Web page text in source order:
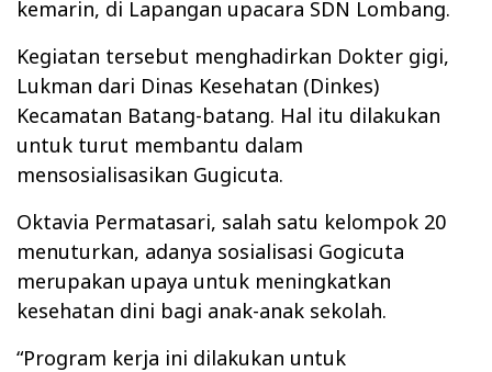
kemarin, di Lapangan upacara SDN Lombang.
Kegiatan tersebut menghadirkan Dokter gigi,
Lukman dari Dinas Kesehatan (Dinkes)
Kecamatan Batang-batang. Hal itu dilakukan
untuk turut membantu dalam
mensosialisasikan Gugicuta.
Oktavia Permatasari, salah satu kelompok 20
menuturkan, adanya sosialisasi Gogicuta
merupakan upaya untuk meningkatkan
kesehatan dini bagi anak-anak sekolah.
“Program kerja ini dilakukan untuk